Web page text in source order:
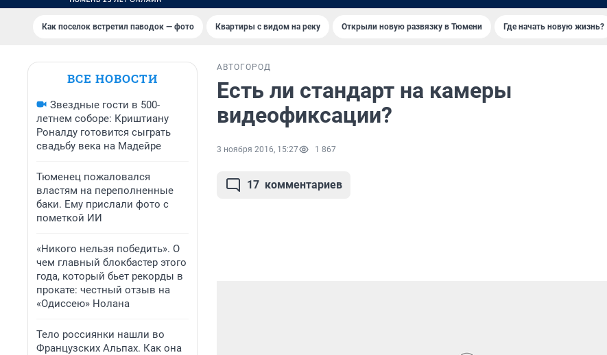
Как поселок встретил паводок — фото Квартиры с видом на реку Открыли новую развязку в Тюмени Где начать новую жизнь?
ВСЕ НОВОСТИ
Звездные гости в 500-
летнем соборе: Криштиану
Роналду готовится сыграть
свадьбу века на Мадейре
Тюменец пожаловался
властям на переполненные
баки. Ему прислали фото с
пометкой ИИ
«Никого нельзя победить». О
чем главный блокбастер этого
года, который бьет рекорды в
прокате: честный отзыв на
«Одиссею» Нолана
Тело россиянки нашли во
Французских Альпах. Как она
АВТО ГОРОД
Есть ли стандарт на камеры
видеофиксации?
3 ноября 2016, 15:27 1 867
17 комментариев